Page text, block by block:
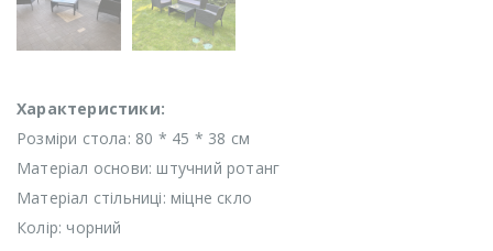
Характеристики:
Розміри стола: 80 * 45 * 38 см
Матеріал основи: штучний ротанг
Матеріал стільниці: міцне скло
Колір: чорний